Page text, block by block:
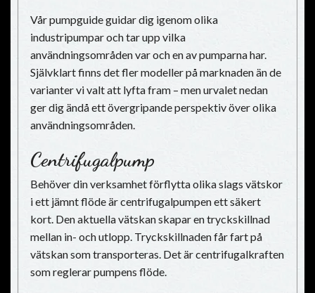
Vår pumpguide guidar dig igenom olika
industripumpar och tar upp vilka
användningsområden var och en av pumparna har.
Självklart finns det fler modeller på marknaden än de
varianter vi valt att lyfta fram – men urvalet nedan
ger dig ändå ett övergripande perspektiv över olika
användningsområden.
Centrifugalpump
Behöver din verksamhet förflytta olika slags vätskor
i ett jämnt flöde är centrifugalpumpen ett säkert
kort. Den aktuella vätskan skapar en tryckskillnad
mellan in- och utlopp. Tryckskillnaden får fart på
vätskan som transporteras. Det är centrifugalkraften
som reglerar pumpens flöde.